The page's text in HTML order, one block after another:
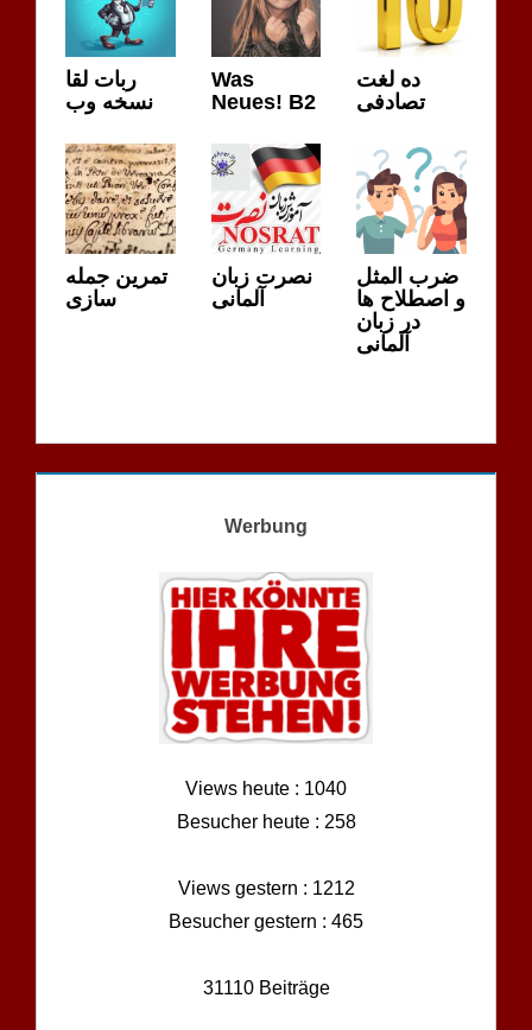
ربات لقا
نسخه وب
Was
Neues! B2
ده لغت
تصادفی
تمرین جمله
سازی
نصرت زبان
آلمانی
ضرب المثل
و اصطلاح ها
در زبان
آلمانی
Werbung
Views heute : 1040
Besucher heute : 258
Views gestern : 1212
Besucher gestern : 465
31110 Beiträge